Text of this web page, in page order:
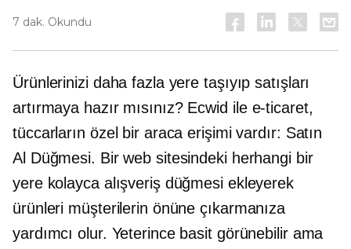
7 dak. Okundu
Ürünlerinizi daha fazla yere taşıyıp satışları
artırmaya hazır mısınız? Ecwid ile e-ticaret,
tüccarların özel bir araca erişimi vardır: Satın
Al Düğmesi. Bir web sitesindeki herhangi bir
yere kolayca alışveriş düğmesi ekleyerek
ürünleri müşterilerin önüne çıkarmanıza
yardımcı olur. Yeterince basit görünebilir ama